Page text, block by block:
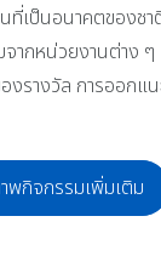
ที่เป็นอนาคตของชา
ากหน่วยงานต่าง ๆ
งรางวัล การออกแ
พกิจกรรมเพิ่มเติม